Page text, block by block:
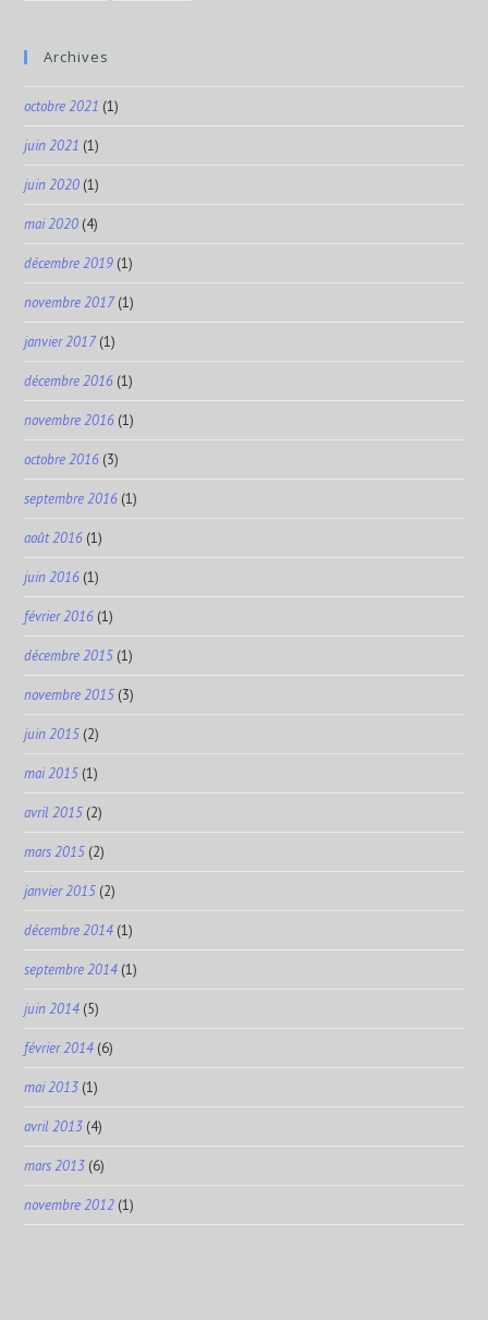
Archives
octobre 2021 (1)
juin 2021 (1)
juin 2020 (1)
mai 2020 (4)
décembre 2019 (1)
novembre 2017(1)
janvier 2017(1)
décembre 2016 (1)
novembre 2016 (1)
octobre 2016 (3)
septembre 2016 (1)
août 2016 (1)
juin 2016 (1)
février 2016 (1)
décembre 2015 (1)
novembre 2015 (3)
juin 2015 (2)
mai 2015 (1)
avril 2015 (2)
mars 2015 (2)
janvier 2015 (2)
décembre 2014 (1)
septembre 2014 (1)
juin 2014 (5)
février 2014 (6)
mai 2013 (1)
avril 2013 (4)
mars 2013 (6)
novembre 2012 (1)